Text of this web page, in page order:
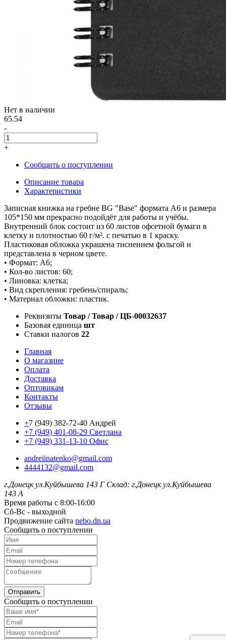
Нет в наличии
65.54
-
+
Сообщить о поступлении
Описание товара
Характеристики
Записная книжка на гребне BG "Base" формата А6 и размера
105*150 мм прекрасно подойдёт для работы и учёбы.
Внутренний блок состоит из 60 листов офсетной бумаги в
клетку и плотностью 60 г/м². с печатью в 1 краску.
Пластиковая обложка украшена тиснением фольгой и
представлена в черном цвете.
• Формат: А6;
• Кол-во листов: 60;
• Линовка: клетка;
• Вид скрепления: гребень/спираль;
• Материал обложки: пластик.
Реквизиты Товар / Товар / ЦБ-00032637
Базовая единица шт
Ставки налогов 22
Главная
О магазине
Оплата
Доставка
Оптовикам
Контакты
Отзывы
+7 (949) 382-72-40 Андрей
+7 (949) 401-08-29 Светлана
+7 (949) 331-13-10 Офис
andreiinatenko@gmail.com
4444132@gmail.com
г.Донецк ул.Куйбышева 143 Г Склад: г.Донецк ул.Куйбышева
143 А
Время работы с 8:00-16:00
Сб-Вс - выходной
Продвижение сайта nebo.dn.ua
Сообщить о поступлении
Отправить
Сообщить о поступлении